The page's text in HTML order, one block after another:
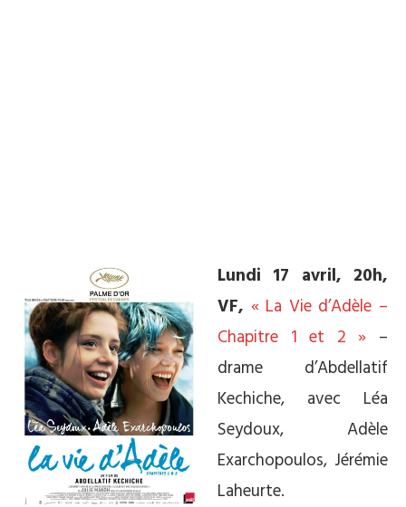
Lundi 17 avril, 20h,
VF, « La Vie d’Adèle –
Chapitre 1 et 2 » –
drame d’Abdellatif
Kechiche, avec Léa
Seydoux, Adèle
Exarchopoulos, Jérémie
Laheurte.